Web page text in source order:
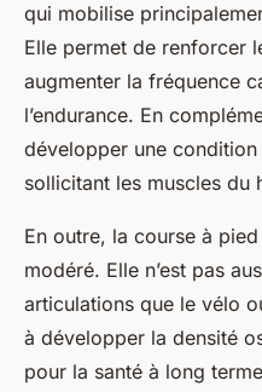
qui mobilise
Elle permet de renforcer
augmenter la fréquence
l’endurance. En
développer une
sollicitant les muscles du
En outre, la course à
modéré. Elle n’est pas
articulations que le vélo
à développer la densité
pour la santé à long